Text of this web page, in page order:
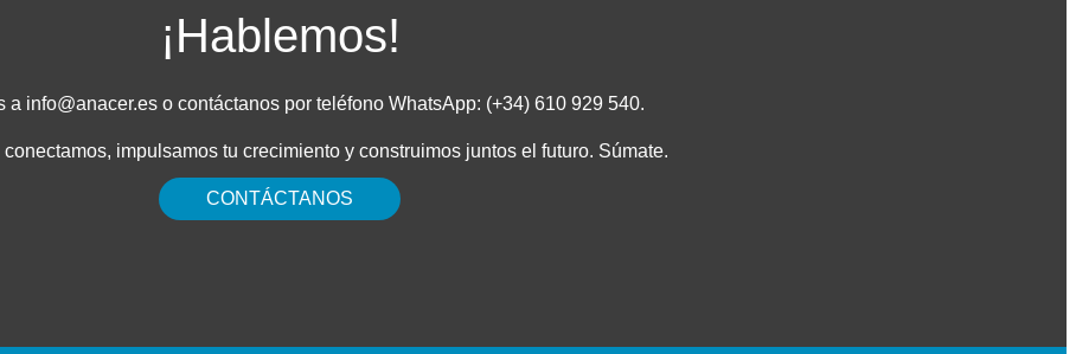
¡Hablemos!
a info@anacer.eso contáctanos por teléfono WhatsApp: (+34) 610 929 540.
impulsamos tu crecimiento y construimos juntos el futuro. Súmate.
CONTÁCTANOS